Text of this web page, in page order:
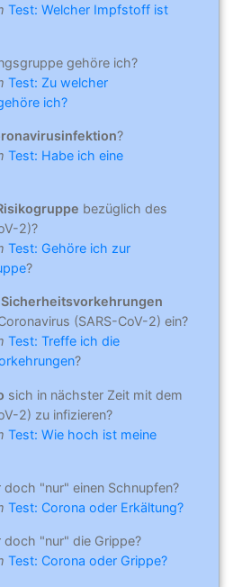
Test: Welcher Impfstoff ist
gehöre ich?
Test: Zu welcher
ich?
?
Test: Habe ich eine
bezüglich des
2)?
Test: Gehöre ich zur
?
Sicherheitsvorkehrungen
(SARS-CoV-2) ein?
Test: Treffe ich die
?
sich in nächster Zeit mit dem
2) zu infizieren?
Test: Wie hoch ist meine
"nur" einen Schnupfen?
Test: Corona oder Erkältung?
"nur" die Grippe?
Test: Corona oder Grippe?